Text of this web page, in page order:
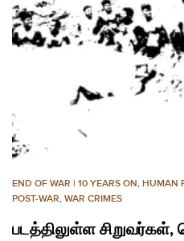
END OF WAR | 10 YEARS ON, HUMAN
POST-WAR, WAR CRIMES
படத்திலுள்ள